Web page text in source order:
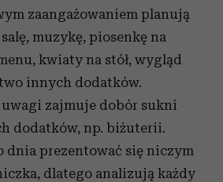
zaangażowaniem planują
muzykę, piosenkę na
kwiaty na stół, wygląd
innych dodatków.
zajmuje dobór sukni
dodatków, np. biżuterii.
dnia prezentować się niczym
dlatego analizują każdy